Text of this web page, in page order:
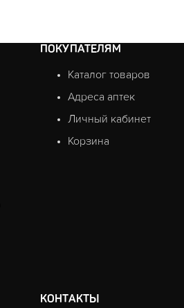
ПОКУПАТЕЛЯМ
Каталог товаров
Адреса аптек
Личный кабинет
Корзина
КОНТАКТЫ